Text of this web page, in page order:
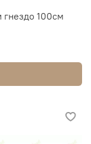
гнездо 100см